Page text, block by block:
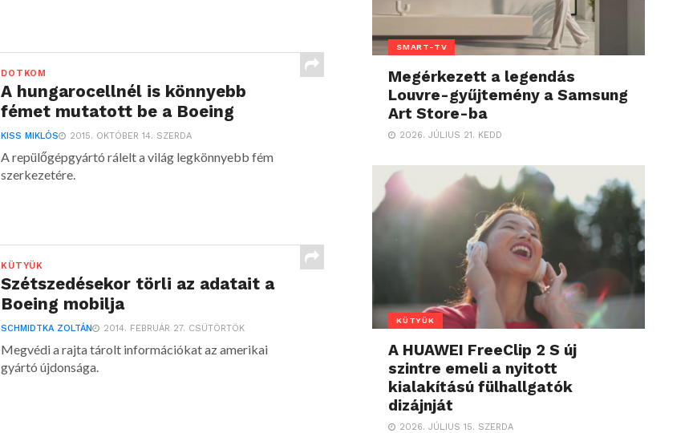
DOTKOM
A hungarocellnél is könnyebb
fémet mutatott be a Boeing
KISS MIKLÓS 2015. OKTÓBER 14. SZERDA
A repülőgépgyártó rálelt a világ legkönnyebb fém
szerkezetére.
KÜTYÜK
Szétszedésekor törli az adatait a
Boeing mobilja
SCHMIDTKA ZOLTÁN 2014. FEBRUÁR 27. CSÜTÖRTÖK
Megvédi a rajta tárolt információkat az amerikai
gyártó újdonsága.
SMART-TV
Megérkezett a legendás
Louvre-gyűjtemény a Samsung
Art Store-ba
2026. JÚLIUS 21. KEDD
KÜTYÜK
A HUAWEI FreeClip 2 S új
szintre emeli a nyitott
kialakítású fülhallgatók
dizájnját
2026. JÚLIUS 15. SZERDA